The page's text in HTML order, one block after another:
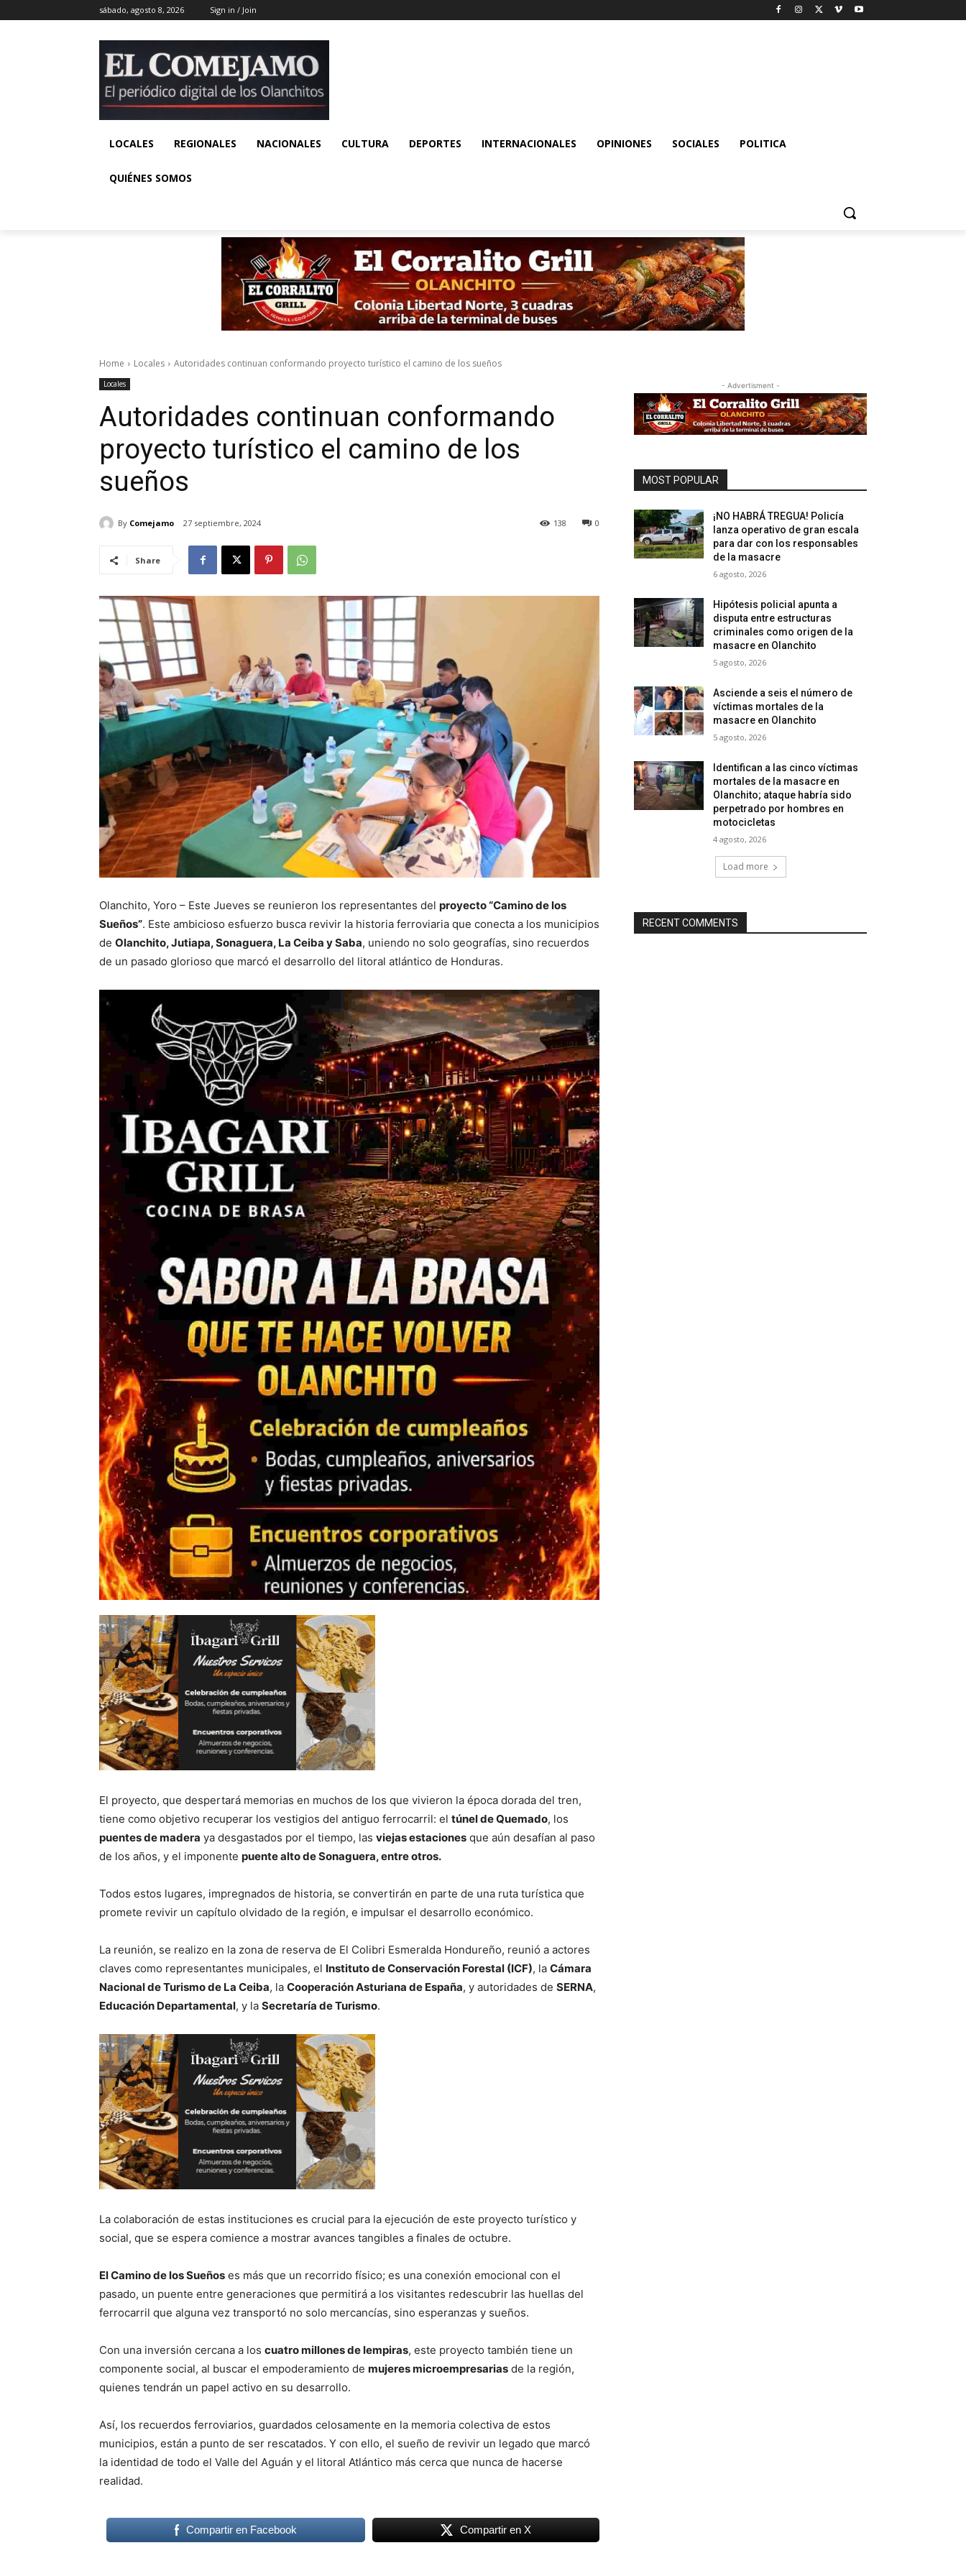
sábado, agosto 8, 2026 Sign in / Join
LOCALES REGIONALES NACIONALES CULTURA DEPORTES INTERNACIONALES OPINIONES SOCIALES POLITICA
QUIÉNES SOMOS
Home Locales Autoridades continuan conformando proyecto turístico el camino de los sueños
Locales
Autoridades continuan conformando
proyecto turístico el camino de los
sueños
By Comejamo 27 septiembre, 2024 0
138
Share
Olanchito, Yoro – Este Jueves se reunieron los representantes del proyecto “Camino de los
Sueños”. Este ambicioso esfuerzo busca revivir la historia ferroviaria que conecta a los municipios
de Olanchito, Jutiapa, Sonaguera, La Ceiba y Saba, uniendo no solo geografías, sino recuerdos
de un pasado glorioso que marcó el desarrollo del litoral atlántico de Honduras.
El proyecto, que despertará memorias en muchos de los que vivieron la época dorada del tren,
tiene como objetivo recuperar los vestigios del antiguo ferrocarril: el túnel de Quemado, los
puentes de madera ya desgastados por el tiempo, las viejas estaciones que aún desafían al paso
de los años, y el imponente puente alto de Sonaguera, entre otros.
Todos estos lugares, impregnados de historia, se convertirán en parte de una ruta turística que
promete revivir un capítulo olvidado de la región, e impulsar el desarrollo económico.
La reunión, se realizo en la zona de reserva de El Colibri Esmeralda Hondureño, reunió a actores
claves como representantes municipales, el Instituto de Conservación Forestal (ICF), la Cámara
Nacional de Turismo de La Ceiba, la Cooperación Asturiana de España, y autoridades de SERNA,
Educación Departamental, y la Secretaría de Turismo.
La colaboración de estas instituciones es crucial para la ejecución de este proyecto turístico y
social, que se espera comience a mostrar avances tangibles a finales de octubre.
El Camino de los Sueños es más que un recorrido físico; es una conexión emocional con el
pasado, un puente entre generaciones que permitirá a los visitantes redescubrir las huellas del
ferrocarril que alguna vez transportó no solo mercancías, sino esperanzas y sueños.
Con una inversión cercana a los cuatro millones de lempiras, este proyecto también tiene un
componente social, al buscar el empoderamiento de mujeres microempresarias de la región,
quienes tendrán un papel activo en su desarrollo.
Así, los recuerdos ferroviarios, guardados celosamente en la memoria colectiva de estos
municipios, están a punto de ser rescatados. Y con ello, el sueño de revivir un legado que marcó
la identidad de todo el Valle del Aguán y el litoral Atlántico más cerca que nunca de hacerse
realidad.
Compartir en Facebook Compartir en X
- Advertisment -
MOST POPULAR
¡NO HABRÁ TREGUA! Policía
lanza operativo de gran escala
para dar con los responsables
de la masacre
6 agosto, 2026
Hipótesis policial apunta a
disputa entre estructuras
criminales como origen de la
masacre en Olanchito
5 agosto, 2026
Asciende a seis el número de
víctimas mortales de la
masacre en Olanchito
5 agosto, 2026
Identifican a las cinco víctimas
mortales de la masacre en
Olanchito; ataque habría sido
perpetrado por hombres en
motocicletas
4 agosto, 2026
Load more
RECENT COMMENTS